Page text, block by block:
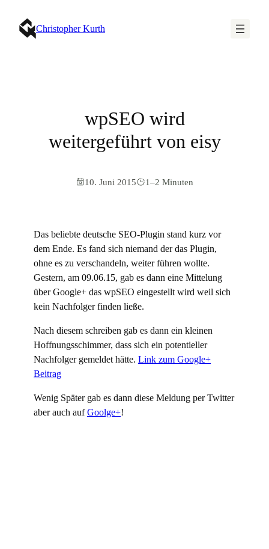
Christopher Kurth
wpSEO wird
weitergeführt von eisy
10. Juni 2015 1–2 Minuten
Das beliebte deutsche SEO-Plugin stand kurz vor
dem Ende. Es fand sich niemand der das Plugin,
ohne es zu verschandeln, weiter führen wollte.
Gestern, am 09.06.15, gab es dann eine Mittelung
über Google+ das wpSEO eingestellt wird weil sich
kein Nachfolger finden ließe.
Nach diesem schreiben gab es dann ein kleinen
Hoffnungsschimmer, dass sich ein potentieller
Nachfolger gemeldet hätte. Link zum Google+
Beitrag
Wenig Später gab es dann diese Meldung per Twitter
aber auch aufGoolge+!